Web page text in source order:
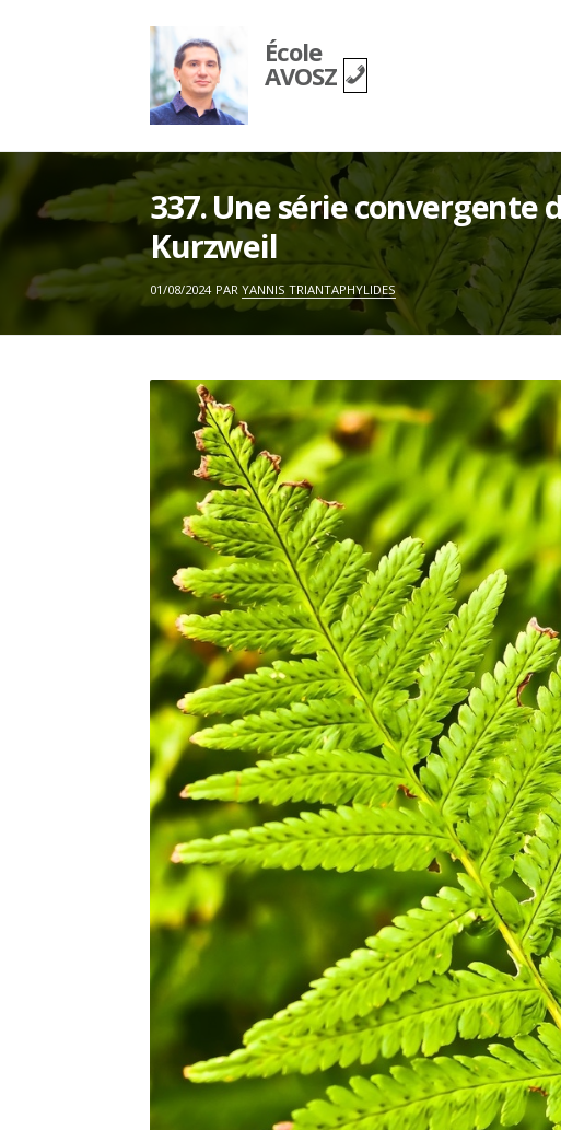
École
AVOSZ
337. Une série
Kurzweil
ON
01/08/2024 PAR YANNIS TRIANTAPHYLIDES